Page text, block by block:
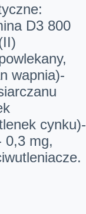
D3 800
wapnia)-
cynku)-
0,3 mg,